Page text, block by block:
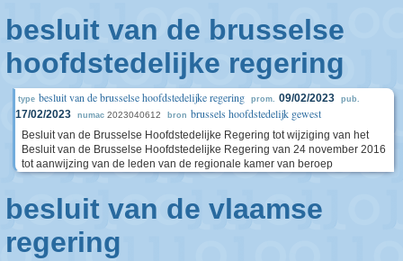
besluit van de brusselse
hoofdstedelijke regering
type besluit van de brusselse hoofdstedelijke regering prom. 09/02/2023 pub.
17/02/2023 numac 2023040612 bron brussels hoofdstedelijk gewest
Besluit van de Brusselse Hoofdstedelijke Regering tot wijziging van het
Besluit van de Brusselse Hoofdstedelijke Regering van 24 november 2016
tot aanwijzing van de leden van de regionale kamer van beroep
besluit van de vlaamse
regering